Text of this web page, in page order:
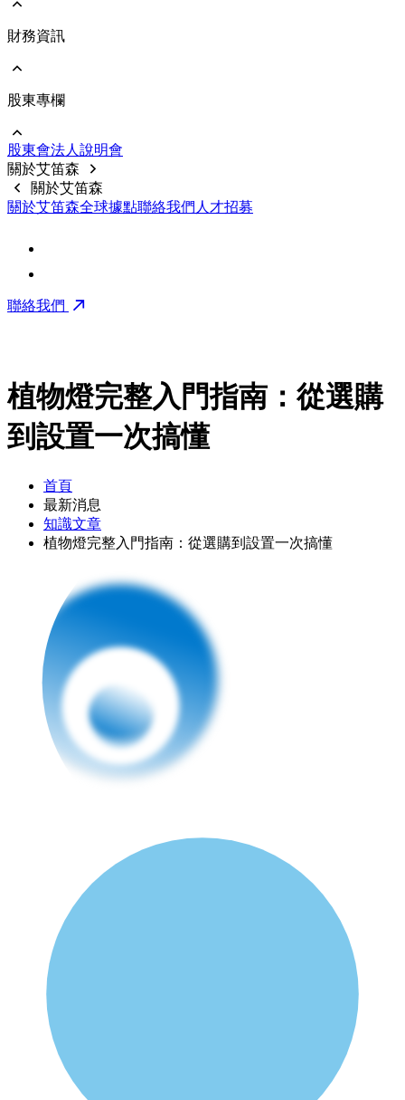
前往 公告訊息
財務資訊
前往 財務資訊
財務報告
公開說明書
股東專欄
前往 股東專欄
股價資料
前十大股東
股東會法⼈說明會
關於艾笛森
關於艾笛森
關於艾笛森全球據點聯絡我們 人才招募
聯絡我們
植物燈完整入門指南：從選購
到設置一次搞懂
首頁
最新消息
知識⽂章
植物燈完整入門指南：從選購到設置一次搞懂